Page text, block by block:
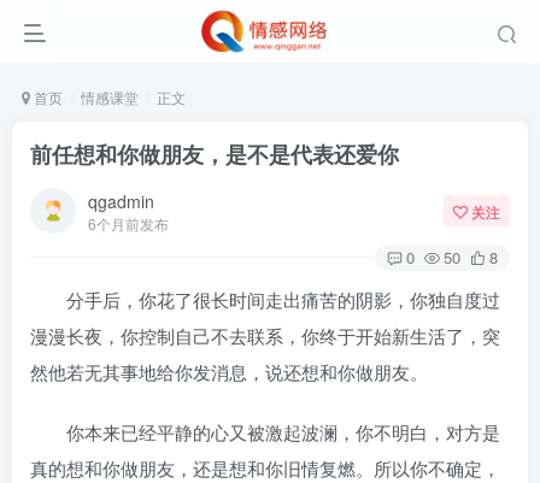
首页 情感课堂 正文
前任想和你做朋友，是不是代表还爱你
qgadmin
6个月前发布
关注
0 50 8
分手后，你花了很长时间走出痛苦的阴影，你独自度过
漫漫长夜，你控制自己不去联系，你终于开始新生活了，突
然他若无其事地给你发消息，说还想和你做朋友。
你本来已经平静的心又被激起波澜，你不明白，对方是
真的想和你做朋友，还是想和你旧情复燃。所以你不确定，